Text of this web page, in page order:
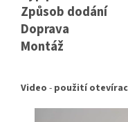
Způsob dodání
Doprava
Montáž
Video - použití